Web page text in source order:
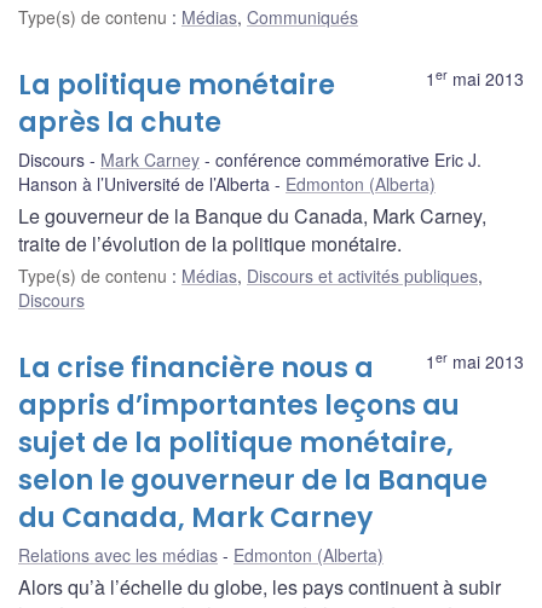
Type(s) de contenu : Médias, Communiqués
1 er mai 2013
La politique monétaire
après la chute
Discours Mark Carney
conférence commémorative Eric J.
Hanson à l’Université de l’Alberta
Edmonton (Alberta)
Le gouverneur de la Banque du Canada, Mark Carney,
traite de l’évolution de la politique monétaire.
Type(s) de contenu : Médias, Discours et activités publiques,
Discours
1 er mai 2013
La crise financière nous a
appris d’importantes leçons au
sujet de la politique monétaire,
selon le gouverneur de la Banque
du Canada, Mark Carney
Relations avec les médias Edmonton (Alberta)
Alors qu’à l’échelle du globe, les pays continuent à subir